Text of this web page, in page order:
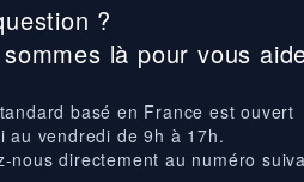
?
là pour vous
basé en France est ouvert
au vendredi de 9h à 17h.
nous directement au numéro